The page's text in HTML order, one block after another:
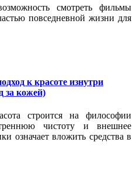
смотреть фильмы
повседневной жизни для
к красоте изнутри
за кожей)
строится на философии
чистоту и внешнее
означает вложить средства в